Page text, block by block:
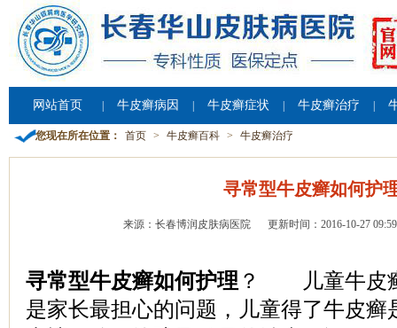
网站首页 牛皮癣病因 牛皮癣症状 牛皮癣治疗
您现在所在位置： 首页 > 牛皮癣百科 > 牛皮癣治疗
寻常型牛皮癣如何护
来源：长春博润皮肤病医院 更新时间：2016-10-27
寻常型牛皮癣如何护理 ？ 儿童牛皮
是家长最担心的问题，儿童得了牛皮癣